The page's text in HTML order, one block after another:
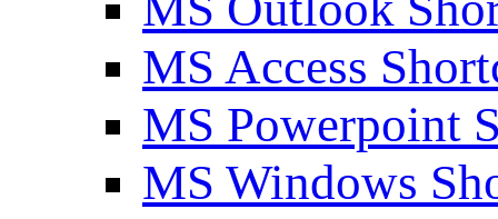
MS Access
MS Powerpoint
MS Windows